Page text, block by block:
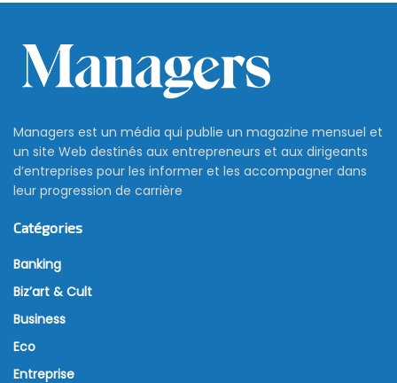
Managers est un média qui publie un magazine mensuel et
un site Web destinés aux entrepreneurs et aux dirigeants
d’entreprises pour les informer et les accompagner dans
leur progression de carrière
Catégories
Banking
Biz’art & Cult
Business
Eco
Entreprise